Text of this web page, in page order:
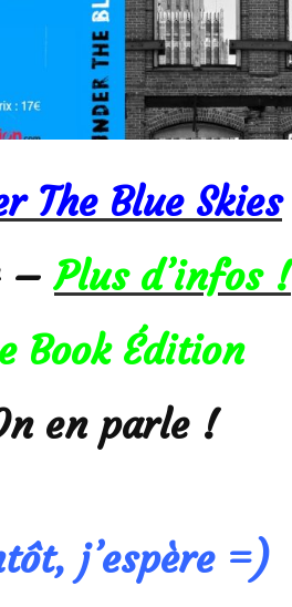
The Blue Skies
–Plus d’infos !
Book Édition
en parle !
j’espère =)